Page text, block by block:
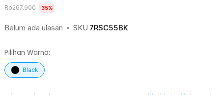
Belum ada ulasan • SKU 7RSC55BK
Rp267.900 35%
Pilihan Warna:
Black